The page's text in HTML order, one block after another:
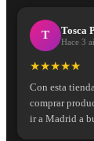
T Tosca
Hace 3
★★★★★
Con esta
comprar
ir a Madrid a